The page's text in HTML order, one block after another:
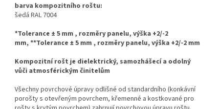
barva kompozitního roštu:
šedá RAL 7004
*Tolerance ± 5 mm , rozměry panelu, výška +2/-2
mm, **Tolerance ± 5 mm , rozměry panelu, výška +2/-2 mm
Kompozitní rošt je dielektrický, samozhášecí a odolný
vůči atmosférickým činitelům
Všechny povrchové úpravy odlišné od standardního (konkávní
porošty s otevřeným povrchem, křemenné a kostkované pro